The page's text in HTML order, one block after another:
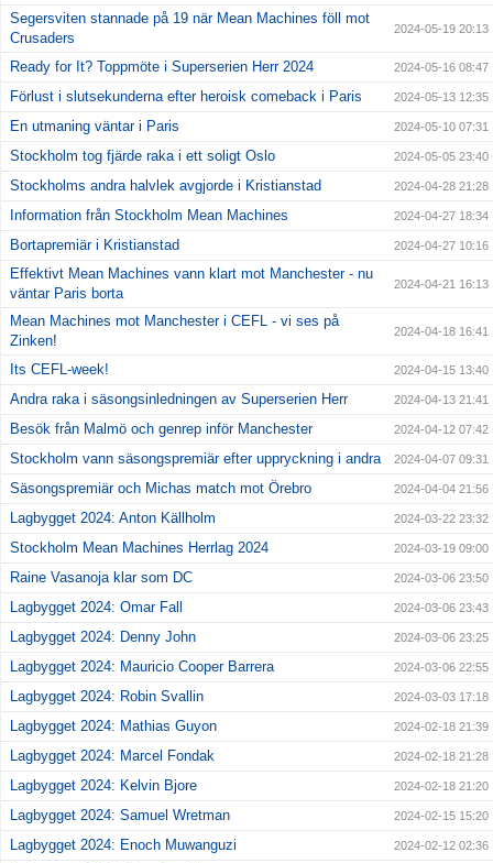
Segersviten stannade på 19 när Mean Machines föll mot
Crusaders
2024-05-19 20:13
Ready for It? Toppmöte i Superserien Herr 2024 2024-05-16 08:47
Förlust i slutsekunderna efter heroisk comeback i Paris 2024-05-13 12:35
En utmaning väntar i Paris 2024-05-10 07:31
Stockholm tog fjärde raka i ett soligt Oslo 2024-05-05 23:40
Stockholms andra halvlek avgjorde i Kristianstad 2024-04-28 21:28
Information från Stockholm Mean Machines 2024-04-27 18:34
Bortapremiär i Kristianstad 2024-04-27 10:16
Effektivt Mean Machines vann klart mot Manchester - nu
väntar Paris borta
2024-04-21 16:13
Mean Machines mot Manchester i CEFL - vi ses på
Zinken!
2024-04-18 16:41
Its CEFL-week! 2024-04-15 13:40
Andra raka i säsongsinledningen av Superserien Herr 2024-04-13 21:41
Besök från Malmö och genrep inför Manchester 2024-04-12 07:42
Stockholm vann säsongspremiär efter uppryckning i andra 2024-04-07 09:31
Säsongspremiär och Michas match mot Örebro 2024-04-04 21:56
Lagbygget 2024: Anton Källholm 2024-03-22 23:32
Stockholm Mean Machines Herrlag 2024 2024-03-19 09:00
Raine Vasanoja klar som DC 2024-03-06 23:50
Lagbygget 2024: Omar Fall 2024-03-06 23:43
Lagbygget 2024: Denny John 2024-03-06 23:25
Lagbygget 2024: Mauricio Cooper Barrera 2024-03-06 22:55
Lagbygget 2024: Robin Svallin 2024-03-03 17:18
Lagbygget 2024: Mathias Guyon 2024-02-18 21:39
Lagbygget 2024: Marcel Fondak 2024-02-18 21:28
Lagbygget 2024: Kelvin Bjore 2024-02-18 21:20
Lagbygget 2024: Samuel Wretman 2024-02-15 15:20
Lagbygget 2024: Enoch Muwanguzi 2024-02-12 02:36